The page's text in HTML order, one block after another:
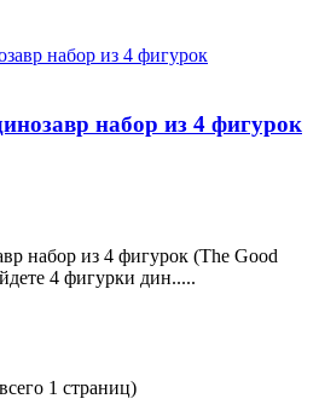
набор из 4 фигурок
набор из 4 фигурок (The Good
4 фигурки дин.....
1 страниц)